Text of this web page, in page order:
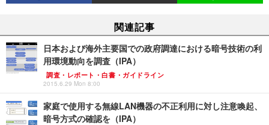
関連記事
日本および海外主要国での政府調達における暗号技術の利
用環境動向を調査（IPA）
調査・レポート・白書・ガイドライン
2015.6.29 Mon 8:00
家庭で使用する無線LAN機器の不正利用に対し注意喚起、
暗号方式の確認を（IPA）